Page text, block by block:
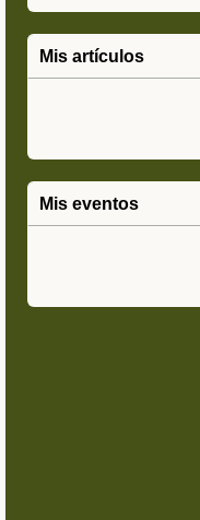
Mis artículos
Mis eventos